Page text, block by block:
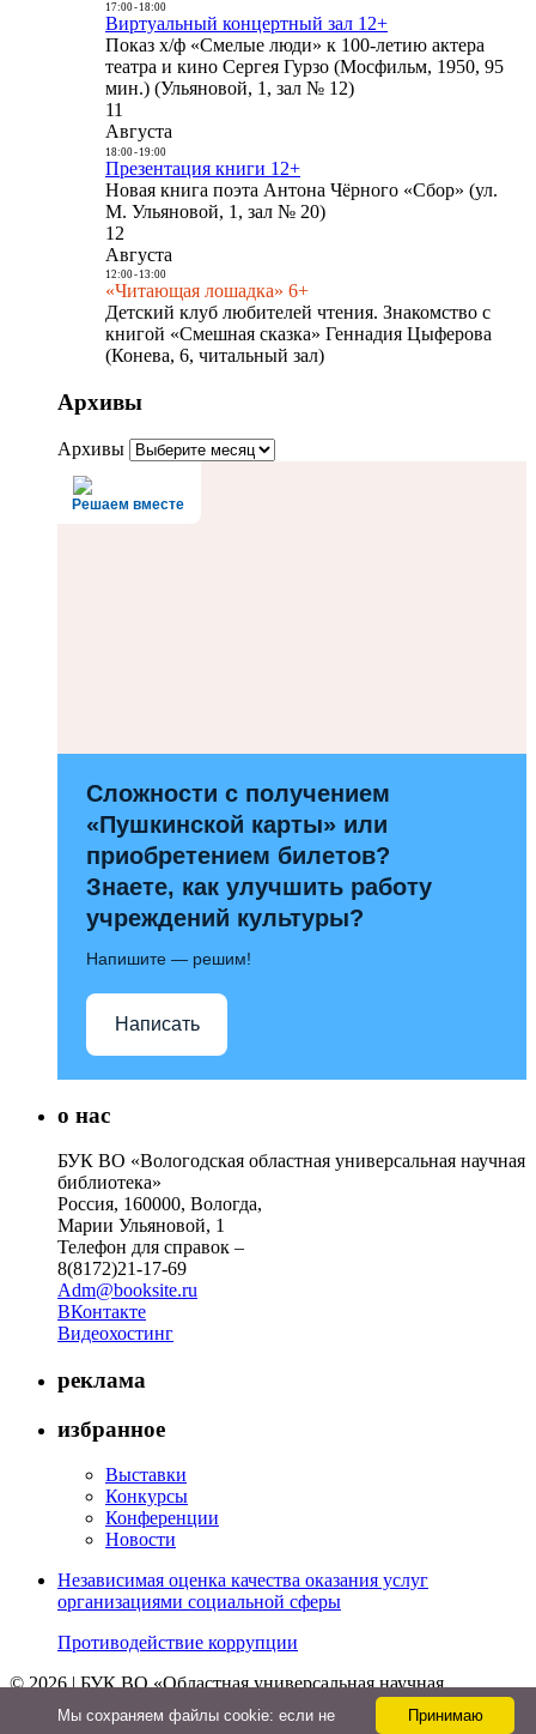
17:00- 18:00
Виртуальный концертный зал 12+
Показ х/ф «Смелые люди» к 100-летию актера
театра и кино Сергея Гурзо (Мосфильм, 1950, 95
мин.) (Ульяновой, 1, зал № 12)
11
Августа
18:00- 19:00
Презентация книги 12+
Новая книга поэта Антона Чёрного «Сбор» (ул.
М. Ульяновой, 1, зал № 20)
12
Августа
12:00- 13:00
«Читающая лошадка» 6+
Детский клуб любителей чтения. Знакомство с
книгой «Смешная сказка» Геннадия Цыферова
(Конева, 6, читальный зал)
Архивы
Архивы
Решаем вместе
Сложности с получением
«Пушкинской карты» или
приобретением билетов?
Знаете, как улучшить работу
учреждений культуры?
Напишите — решим!
Написать
о нас
БУК ВО «Вологодская областная универсальная научная
библиотека»
Россия, 160000, Вологда,
Марии Ульяновой, 1
Телефон для справок –
8(8172)21-17-69
Adm@booksite.ru
ВКонтакте
Видеохостинг
реклама
избранное
Выставки
Конкурсы
Конференции
Новости
Независимая оценка качества оказания услуг
организациями социальной сферы
Противодействие коррупции
© 2026 | БУК ВО «Областная универсальная научная
библиотека»
Принимаю
Мы cохраняем файлы cookie: если не